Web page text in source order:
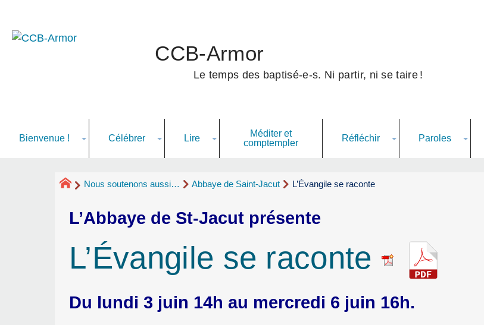
CCB-Armor
Le temps des baptisé-e-s. Ni partir, ni se taire !
Bienvenue ! Célébrer Lire
Méditer et
comptempler
Réfléchir Paroles
Nous soutenons aussi… Abbaye de Saint-Jacut L’Évangile se raconte
L’Abbaye de St-Jacut présente
L’Évangile se raconte
Du lundi 3 juin 14h au mercredi 6 juin 16h.